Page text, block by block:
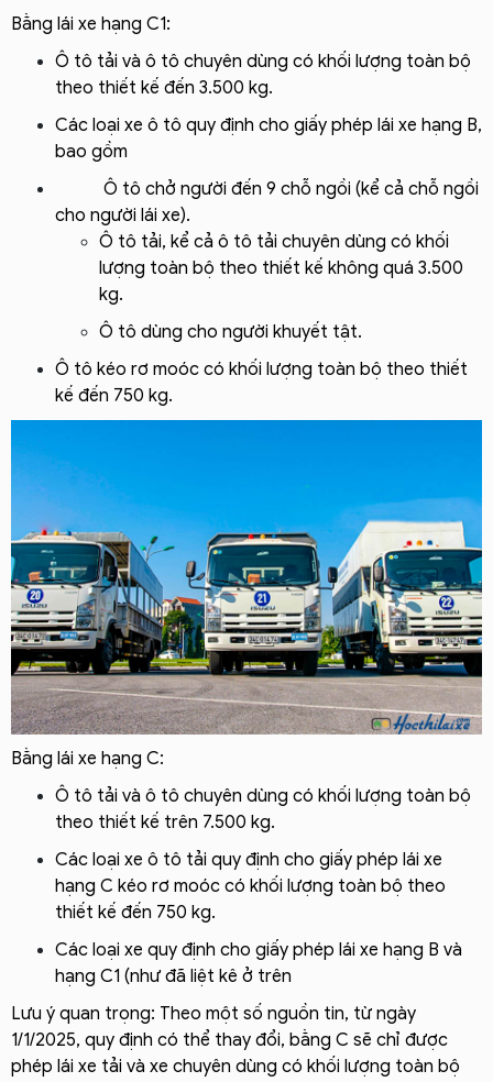
Bằng lái xe hạng C1:
Ô tô tải và ô tô chuyên dùng có khối lượng toàn bộ
theo thiết kế đến 3.500 kg.
Các loại xe ô tô quy định cho giấy phép lái xe hạng B,
bao gồm
Ô tô chở người đến 9 chỗ ngồi (kể cả chỗ ngồi
cho người lái xe).
Ô tô tải, kể cả ô tô tải chuyên dùng có khối
lượng toàn bộ theo thiết kế không quá 3.500
kg.
Ô tô dùng cho người khuyết tật.
Ô tô kéo rơ moóc có khối lượng toàn bộ theo thiết
kế đến 750 kg.
Bằng lái xe hạng C:
Ô tô tải và ô tô chuyên dùng có khối lượng toàn bộ
theo thiết kế trên 7.500 kg.
Các loại xe ô tô tải quy định cho giấy phép lái xe
hạng C kéo rơ moóc có khối lượng toàn bộ theo
thiết kế đến 750 kg.
Các loại xe quy định cho giấy phép lái xe hạng B và
hạng C1 (như đã liệt kê ở trên
Lưu ý quan trọng: Theo một số nguồn tin, từ ngày
1/1/2025, quy định có thể thay đổi, bằng C sẽ chỉ được
phép lái xe tải và xe chuyên dùng có khối lượng toàn bộ